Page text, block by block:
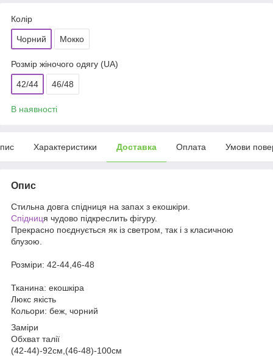
Колір
Чорний Мокко
Розмір жіночого одягу (UA)
42/44 46/48
В наявності
Характеристики Доставка Оплата Умови
Опис
Стильна довга спідниця на запах з екошкіри.
Спідниця чудово підкреслить фігуру.
Прекрасно поєднується як із светром, так і з класичною
блузою.
Розміри: 42-44,46-48
Тканина: екошкіра
Люкс якість
Кольори: беж, чорний
Заміри
Обхват талії
(42-44)-92см,(46-48)-100см